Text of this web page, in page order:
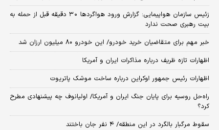
زئیس سازمان هواپیمایی: گزارش ورود هواگردها ٣٠ دقیقه قبل از حمله به
بیت رهبری صحت ندارد
خبر مهم برای متقاضیان خرید خودرو/ این خودرو ۸۰ میلیون ارزان شد
اظهارات تازه ظریف درباره مذاکرات ایران و آمریکا
اظهارات رئیس جمهور اوکراین درباره ساخت موشک پاتریوت
راه‌حل روسیه برای پایان جنگ ایران و آمریکا/ اولیانوف چه پیشنهادی مطرح
کرد؟
سقوط مرگبار بالگرد در این منطقه/ ۴ نفر جان باختند